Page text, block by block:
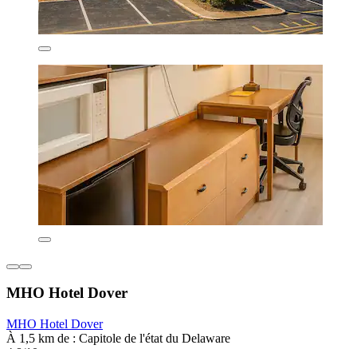
MHO Hotel Dover
MHO Hotel Dover
À 1,5 km de : Capitole de l'état du Delaware